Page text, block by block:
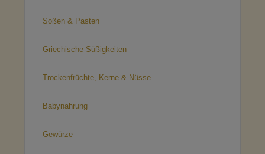
Soßen & Pasten
Griechische Süßigkeiten
Trockenfrüchte, Kerne & Nüsse
Babynahrung
Gewürze